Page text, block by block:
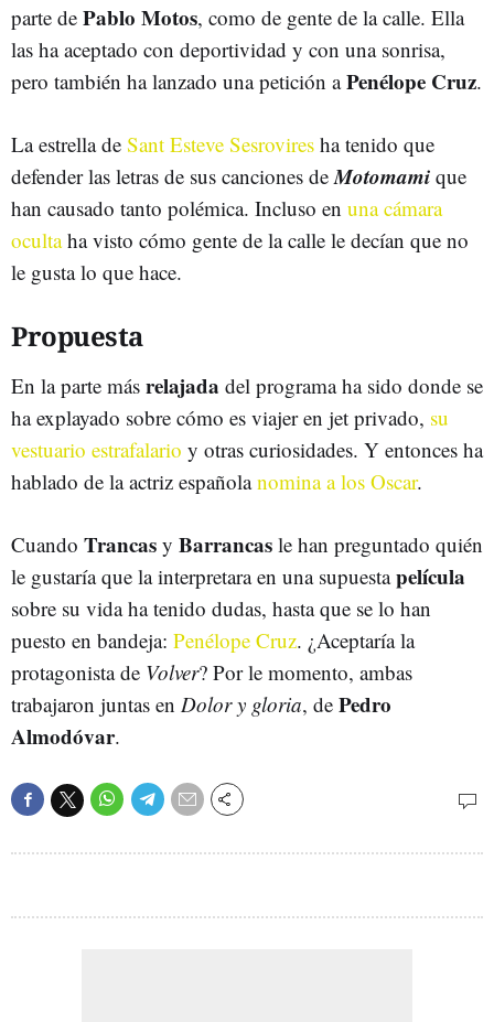
parte de Pablo Motos, como de gente de la calle. Ella
las ha aceptado con deportividad y con una sonrisa,
pero también ha lanzado una petición aPenélope Cruz.
La estrella de Sant Esteve Sesrovires ha tenido que
defender las letras de sus canciones deMotomami que
han causado tanto polémica. Incluso en una cámara
ocultaha visto cómo gente de la calle le decían que no
le gusta lo que hace.
Propuesta
En la parte más relajada del programa ha sido donde se
ha explayado sobre cómo es viajer en jet privado, su
vestuario estrafalario y otras curiosidades. Y entonces ha
hablado de la actriz españolanomina a los Oscar.
Cuando Trancas y Barrancas le han preguntado quién
le gustaría que la interpretara en una supuestapelícula
sobre su vida ha tenido dudas, hasta que se lo han
puesto en bandeja: Penélope Cruz. ¿Aceptaría la
protagonista de Volver? Por le momento, ambas
trabajaron juntas en Dolor y gloria, de Pedro
Almodóvar.